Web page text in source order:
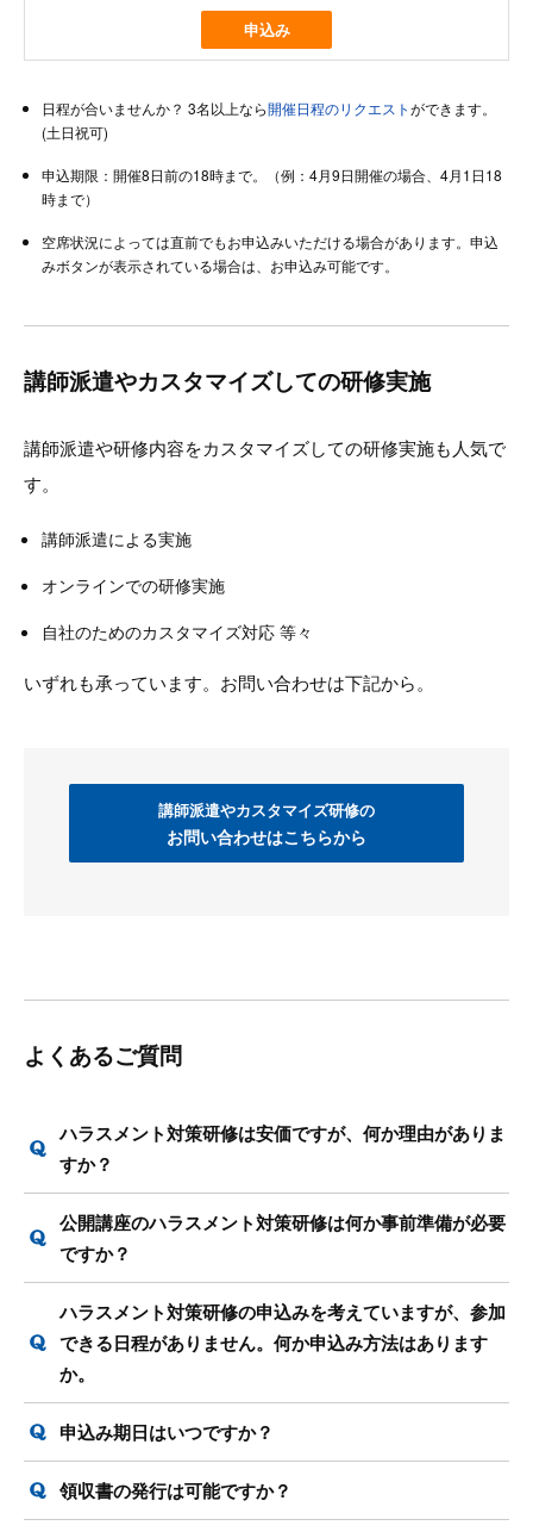
申込み
日程が合いませんか？ 3名以上なら開催日程のリクエストができます。
(土日祝可)
申込期限：開催8日前の18時まで。（例：4月9日開催の場合、4月1日18
時まで）
空席状況によっては直前でもお申込みいただける場合があります。申込
みボタンが表示されている場合は、お申込み可能です。
講師派遣やカスタマイズしての研修実施
講師派遣や研修内容をカスタマイズしての研修実施も人気で
す。
講師派遣による実施
オンラインでの研修実施
自社のためのカスタマイズ対応 等々
いずれも承っています。お問い合わせは下記から。
講師派遣やカスタマイズ研修の
お問い合わせはこちらから
よくあるご質問
ハラスメント対策研修は安価ですが、何か理由がありま
すか？
公開講座のハラスメント対策研修は何か事前準備が必要
ですか？
ハラスメント対策研修の申込みを考えていますが、参加
できる日程がありません。何か申込み方法はあります
か。
申込み期日はいつですか？
領収書の発行は可能ですか？